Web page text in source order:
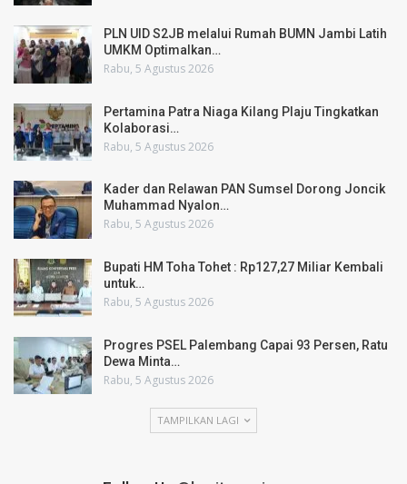
PLN UID S2JB melalui Rumah BUMN Jambi Latih
UMKM Optimalkan…
Rabu, 5 Agustus 2026
Pertamina Patra Niaga Kilang Plaju Tingkatkan
Kolaborasi…
Rabu, 5 Agustus 2026
Kader dan Relawan PAN Sumsel Dorong Joncik
Muhammad Nyalon…
Rabu, 5 Agustus 2026
Bupati HM Toha Tohet : Rp127,27 Miliar Kembali
untuk…
Rabu, 5 Agustus 2026
Progres PSEL Palembang Capai 93 Persen, Ratu
Dewa Minta…
Rabu, 5 Agustus 2026
TAMPILKAN LAGI